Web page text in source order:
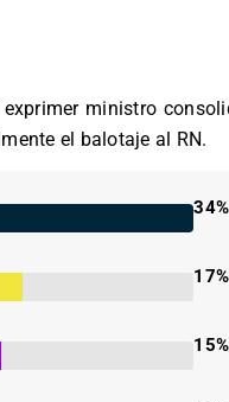
exprimer ministro
el balotaje al RN.
34%
17%
15%